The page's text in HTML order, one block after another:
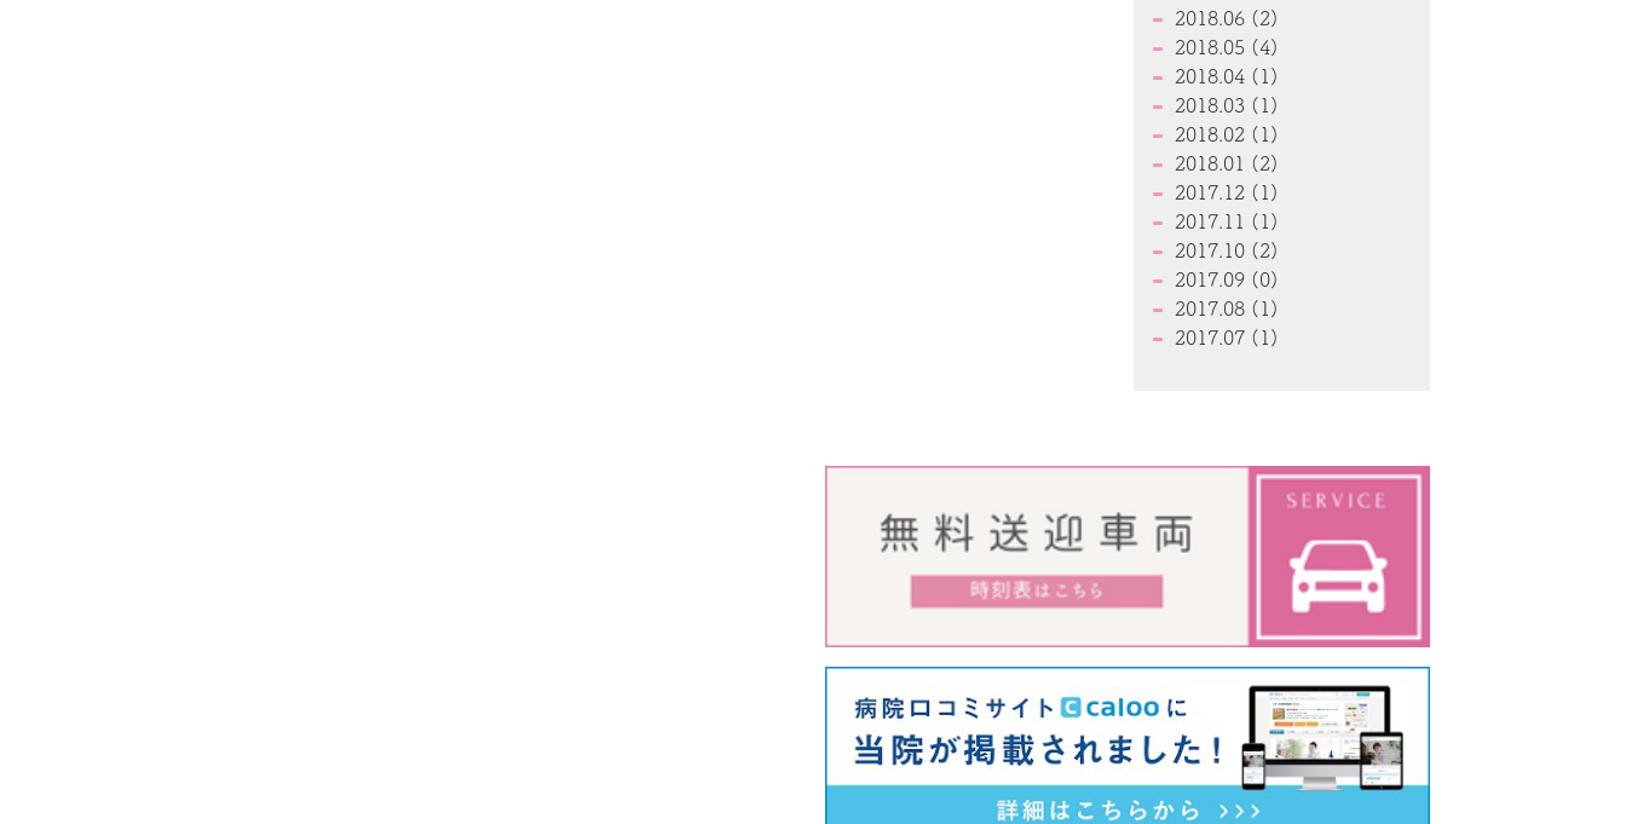
2018.06 (2)
2018.05 (4)
2018.04 (1)
2018.03 (1)
2018.02 (1)
2018.01 (2)
2017.12 (1)
2017.11 (1)
2017.10 (2)
2017.09 (0)
2017.08 (1)
2017.07 (1)